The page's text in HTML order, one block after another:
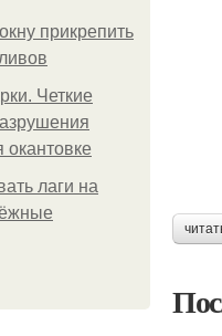
прикрепить
Четкие
окантовке
лаги на